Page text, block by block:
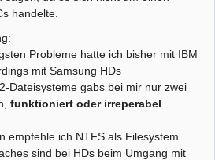
handelte.
Probleme hatte ich bisher mit IBM
mit Samsung HDs
Dateisysteme gabs bei mir nur zwei
funktioniert oder irreperabel
empfehle ich NTFS als Filesystem
sind bei HDs beim Umgang mit